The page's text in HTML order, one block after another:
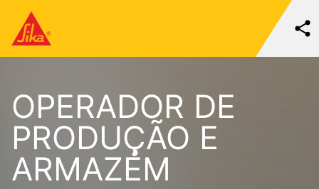
OPERADOR DE
PRODUÇÃO E
ARMAZÉM